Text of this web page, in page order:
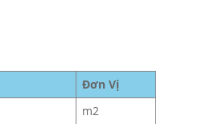
Đơn Vị
m2